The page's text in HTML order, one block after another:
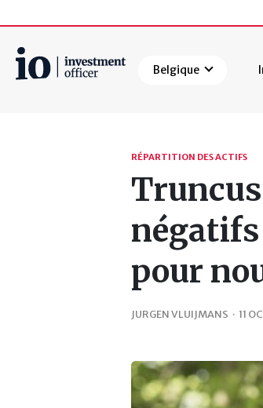
Belgique
RÉPARTITION DES ACTIFS
pour
JURGEN VLUIJMANS · 11